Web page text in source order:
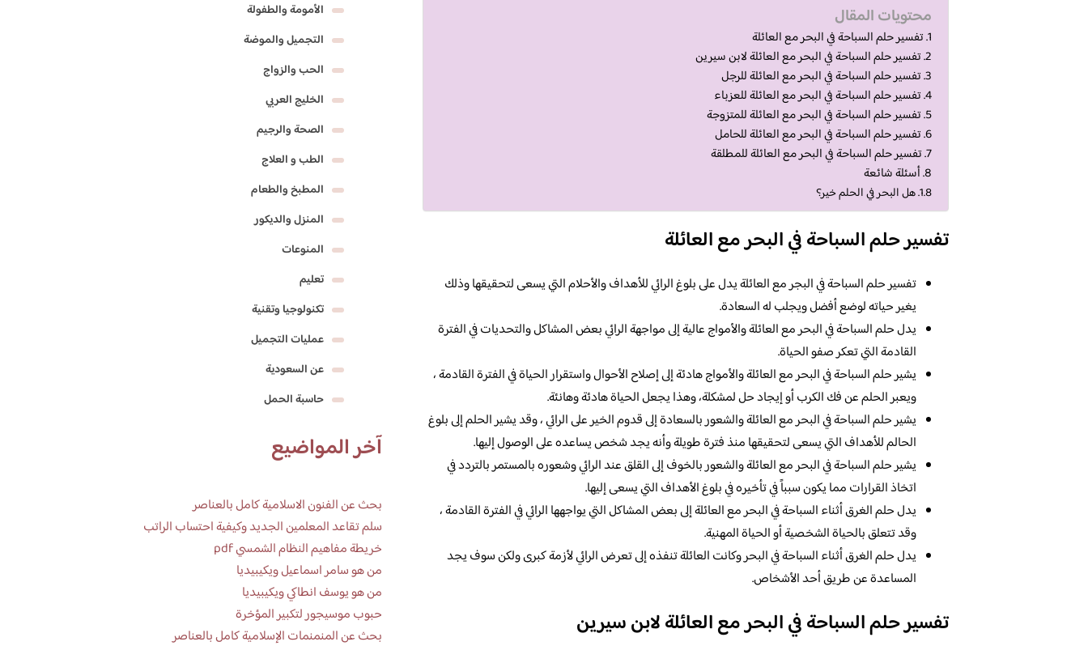
محتويات المقال
تفسير حلم السباحة في البحر مع العائلة
تفسير حلم السباحة في البحر مع العائلة لابن سيرين
تفسير حلم السباحة في البحر مع العائلة للرجل
تفسير حلم السباحة في البحر مع العائلة للعزباء
تفسير حلم السباحة في البحر مع العائلة للمتزوجة
تفسير حلم السباحة في البحر مع العائلة للحامل
تفسير حلم السباحة في البحر مع العائلة للمطلقة
أسئلة شائعة
هل البحر في الحلم خير؟
تفسير حلم السباحة في البحر مع العائلة
تفسير حلم السباحة في البجر مع العائلة يدل على بلوغ الرائي للأهداف والأحلام التي يسعى لتحقيقها وذلك
يغير حياته لوضع أفضل ويجلب له السعادة.
يدل حلم السباحة في البحر مع العائلة والأمواج عالية إلى مواجهة الرائي بعض المشاكل والتحديات في الفترة
القادمة التي تعكر صفو الحياة.
يشير حلم السباحة في البحر مع العائلة والأمواج هادئة إلى إصلاح الأحوال واستقرار الحياة في الفترة القادمة ،
ويعبر الحلم عن فك الكرب أو إيجاد حل لمشكلة، وهذا يجعل الحياة هادئة وهانئة.
يشير حلم السباحة في البحر مع العائلة والشعور بالسعادة إلى قدوم الخير على الرائي ، وقد يشير الحلم إلى بلوغ
الحالم للأهداف التي يسعى لتحقيقها منذ فترة طويلة وأنه يجد شخص يساعده على الوصول إليها.
يشير حلم السباحة في البحر مع العائلة والشعور بالخوف إلى القلق عند الرائي وشعوره بالمستمر بالتردد في
اتخاذ القرارات مما يكون سبباً في تأخيره في بلوغ الأهداف التي يسعى إليها.
يدل حلم الغرق أثناء السباحة في البحر مع العائلة إلى بعض المشاكل التي يواجهها الرائي في الفترة القادمة ،
وقد تتعلق بالحياة الشخصية أو الحياة المهنية.
يدل حلم الغرق أثناء السباحة في البحر وكانت العائلة تنفذه إلى تعرض الرائي لأزمة كبرى ولكن سوف يجد
المساعدة عن طريق أحد الأشخاص.
تفسير حلم السباحة في البحر مع العائلة لابن سيرين
الأمومة والطفولة
التجميل والموضة
الحب والزواج
الخليج العربي
الصحة والرجيم
الطب و العلاج
المطبخ والطعام
المنزل والديكور
المنوعات
تعليم
تكنولوجيا وتقنية
عمليات التجميل
عن السعودية
حاسبة الحمل
آخر المواضيع
بحث عن الفنون الاسلامية كامل بالعناصر
سلم تقاعد المعلمين الجديد وكيفية احتساب الراتب
خريطة مفاهيم النظام الشمسي pdf
من هو سامر اسماعيل ويكيبيديا
من هو يوسف انطاكي ويكيبيديا
حبوب موسيجور لتكبير المؤخرة
بحث عن المنمنمات الإسلامية كامل بالعناصر